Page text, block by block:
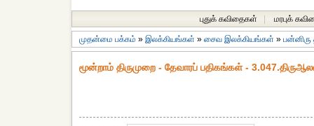
புதுக் கவிதைகள் மரபுக்
முதன்மை பக்கம் » இலக்கியங்கள் » சைவ இலக்கியங்கள் » பன்னிரு
மூன்றாம் திருமுறை - தேவாரப் பதிகங்கள் -